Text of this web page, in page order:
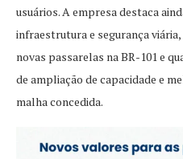
usuários. A empresa destaca
infraestrutura e segurança
novas passarelas na BR-101 e
de ampliação de capacidade e
malha concedida.